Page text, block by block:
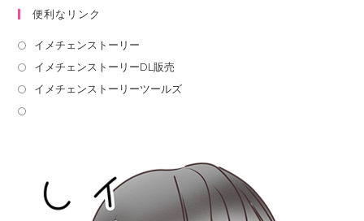
便利なリンク
イメチェンストーリー
イメチェンストーリーDL販売
イメチェンストーリーツールズ